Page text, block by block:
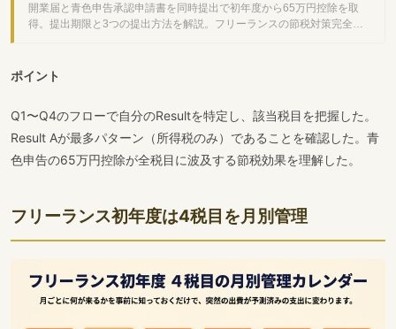
開業届と青色申告承認申請書を同時提出で初年度から65万円控除を取
得。提出期限と3つの提出方法を解説。フリーランスの節税対策完全ガ
ポイント
Q1〜Q4のフローで自分のResultを特定し、該当税目を把握した。
Result Aが最多パターン（所得税のみ）であることを確認した。青
色申告の65万円控除が全税目に波及する節税効果を理解した。
フリーランス初年度は4税目を月別管理